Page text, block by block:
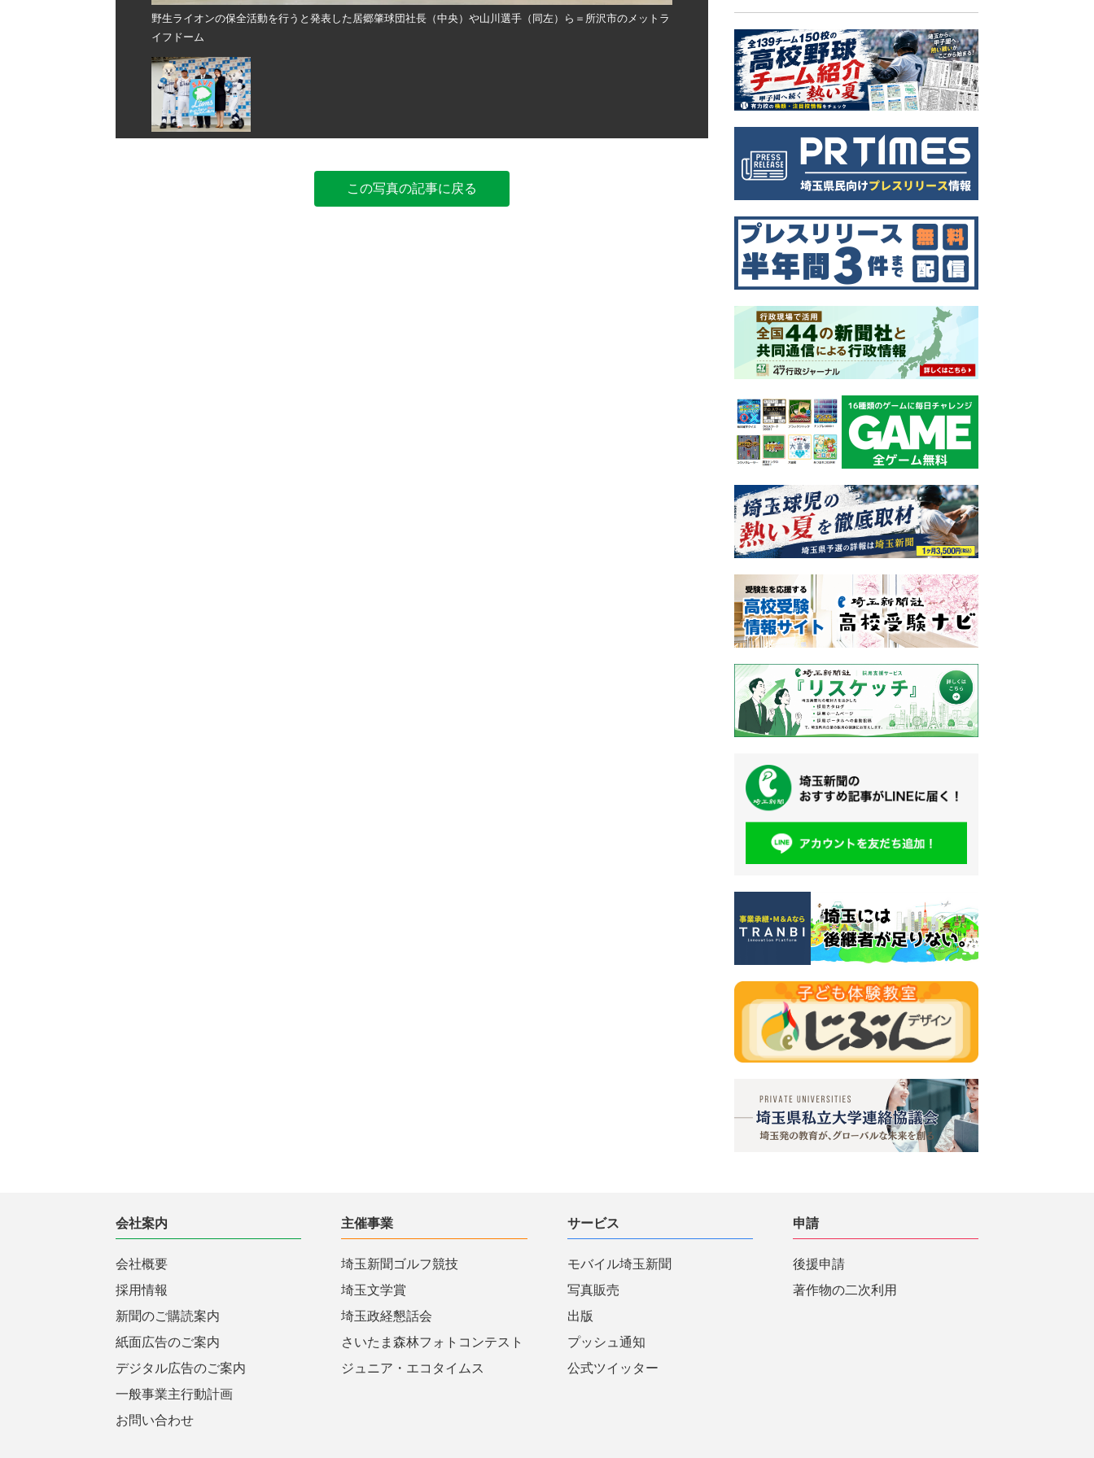
野生ライオンの保全活動を行うと発表した居郷肇球団社長（中央）や山川選手（同左）ら＝所沢市のメットラ
イフドーム
この写真の記事に戻る
会社案内
会社概要
採用情報
新聞のご購読案内
紙面広告のご案内
デジタル広告のご案内
一般事業主行動計画
お問い合わせ
主催事業
埼玉新聞ゴルフ競技
埼玉文学賞
埼玉政経懇話会
さいたま森林フォトコンテスト
ジュニア・エコタイムス
サービス
モバイル埼玉新聞
写真販売
出版
プッシュ通知
公式ツイッター
申請
後援申請
著作物の二次利用